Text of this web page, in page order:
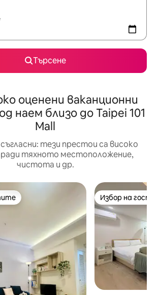
Търсене
оценени ваканционни
наем близо до Taipei 101
Mall
тези престои са високо
тяхното местоположение,
чистота и др.
Избор на
Избор на